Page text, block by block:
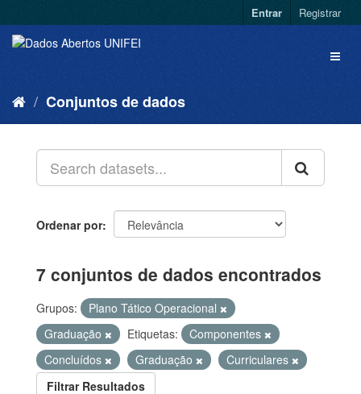
Entrar Registrar
Conjuntos de dados
Ordenar por
7 conjuntos de dados encontrados
Grupos:
Plano Tático Operacional
Graduação
Etiquetas:
Componentes
Concluídos
Graduação
Curriculares
Filtrar Resultados